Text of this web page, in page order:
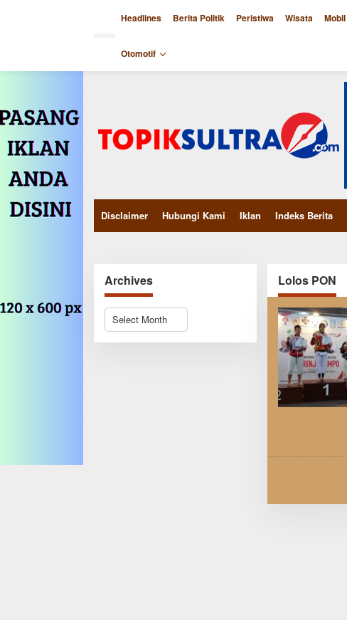
Headlines Berita Politik Peristiwa Wisata Mobil
Otomotif
Disclaimer Hubungi Kami Iklan Indeks Berita
Archives
Archives
Lolos PON